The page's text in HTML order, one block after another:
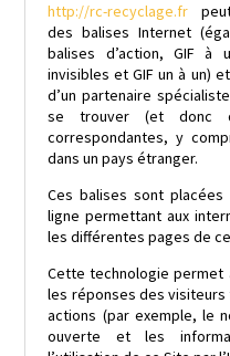
http://rc-recyclage.fr
des balises Internet
balises d’action, GIF à
invisibles et GIF un à un)
d’un partenaire
se trouver (et donc
correspondantes, y
dans un pays étranger.
Ces balises sont
ligne permettant aux
les différentes pages de
Cette technologie permet
les réponses des visiteurs
actions (par exemple, le
ouverte et les